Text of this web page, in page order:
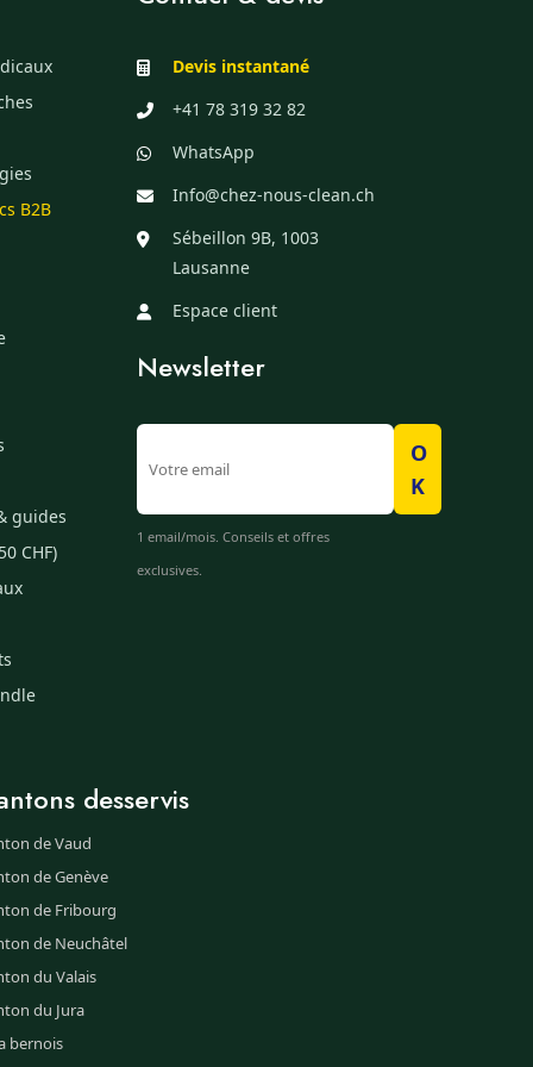
B2B
guides
CHF)
Devis instantané
+41 78 319 32 82
WhatsApp
Info@chez-nous-clean.ch
Sébeillon 9B, 1003
Lausanne
Espace client
Newsletter
O
K
1 email/mois. Conseils et offres
exclusives.
desservis
de Vaud
de Genève
de Fribourg
de Neuchâtel
du Valais
du Jura
bernois